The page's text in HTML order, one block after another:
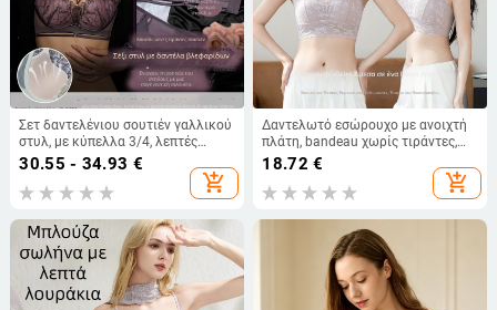
Σετ δαντελένιου σουτιέν γαλλικού
στυλ, με κύπελλα 3/4, λεπτές
φόρμες, αναπνεύσιμο, στήριξη και
διαμόρφωση
30.55 - 34.93 €
add_shopping_cart
Δαντελωτό εσώρουχο με ανοιχτή
πλάτη, bandeau χωρίς τιράντες,
αντί-πτώση, συγκέντρωση μικρού
στήθους, Rabbit Cup, γαλλικού
στυλ γυναικείο εσώρουχο
18.72 €
add_shopping_cart